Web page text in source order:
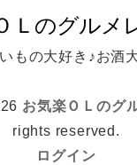
もの大好き♪お酒
お気楽ＯＬのグ
rights reserved.
ログイン